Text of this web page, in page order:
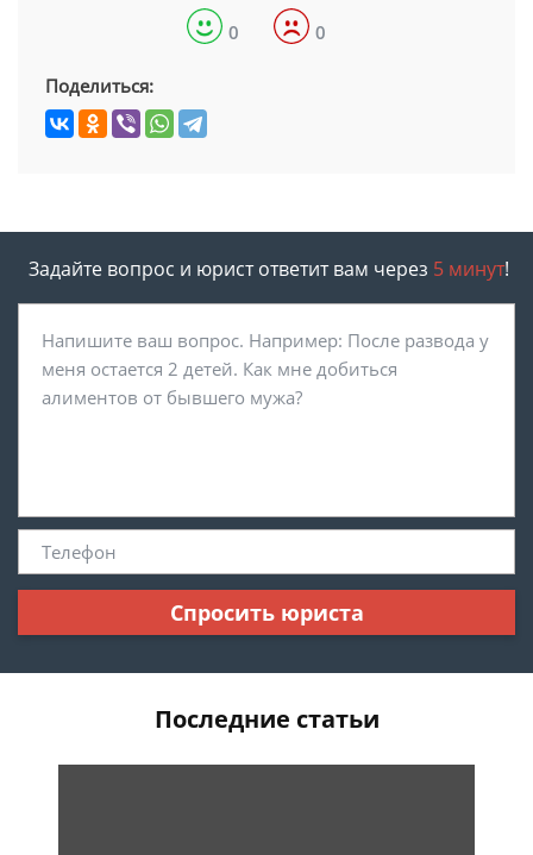
0 0
Поделиться:
Задайте вопрос и юрист ответит вам через 5 минут!
Спросить юриста
Последние статьи